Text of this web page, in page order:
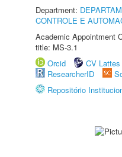
Department:
CONTROLE E
Academic Appointment
title: MS-3.1
Orcid
CV Lattes
ResearcherID
Repositório